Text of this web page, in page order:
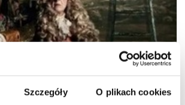
Szczegóły O plikach cookies